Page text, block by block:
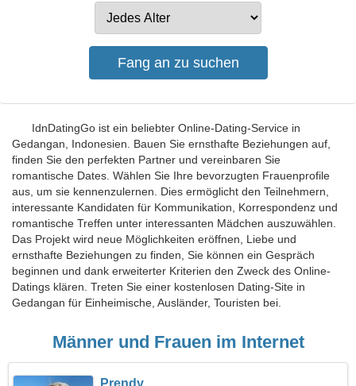
IdnDatingGo ist ein beliebter Online-Dating-Service in
Gedangan, Indonesien. Bauen Sie ernsthafte Beziehungen auf,
finden Sie den perfekten Partner und vereinbaren Sie
romantische Dates. Wählen Sie Ihre bevorzugten Frauenprofile
aus, um sie kennenzulernen. Dies ermöglicht den Teilnehmern,
interessante Kandidaten für Kommunikation, Korrespondenz und
romantische Treffen unter interessanten Mädchen auszuwählen.
Das Projekt wird neue Möglichkeiten eröffnen, Liebe und
ernsthafte Beziehungen zu finden, Sie können ein Gespräch
beginnen und dank erweiterter Kriterien den Zweck des Online-
Datings klären. Treten Sie einer kostenlosen Dating-Site in
Gedangan für Einheimische, Ausländer, Touristen bei.
Männer und Frauen im Internet
Prendy